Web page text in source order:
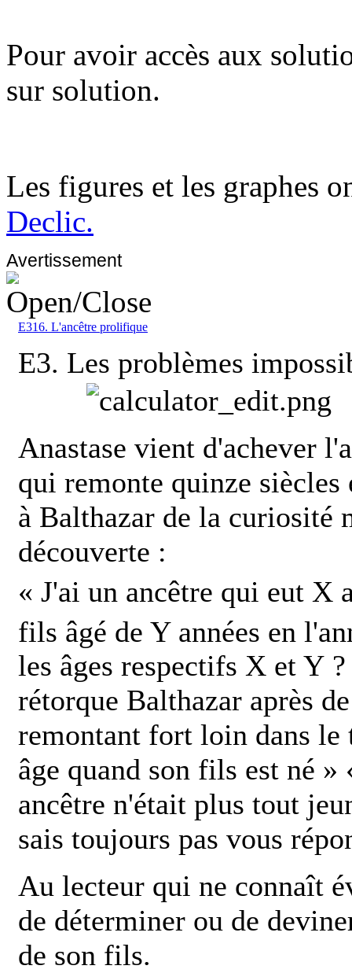
Pour avoir accès aux
sur solution.
Les figures et les graphes
Declic.
Avertissement
E316. L'ancêtre prolifique
E3. Les problèmes
Anastase vient d'achever
qui remonte quinze
à Balthazar de la curiosité
découverte :
« J'ai un ancêtre qui eut X
fils âgé de Y années en
les âges respectifs X et Y
rétorque Balthazar après
remontant fort loin dans le
âge quand son fils est né
ancêtre n'était plus tout
sais toujours pas vous
Au lecteur qui ne connaît
de déterminer ou de
de son fils.